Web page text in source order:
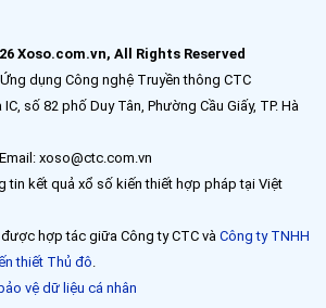
Xoso.com.vn, All Rights Reserved
dụng Công nghệ Truyền thông CTC
số 82 phố Duy Tân, Phường Cầu Giấy, TP. Hà
xoso@ctc.com.vn
tin kết quả xổ số kiến thiết hợp pháp tại Việt
hợp tác giữa Công ty CTC và Công ty TNHH
thiết Thủ đô.
vệ dữ liệu cá nhân